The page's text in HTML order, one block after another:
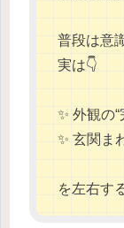
普段は意
実は👇
✨ 外観の“
✨ 玄関ま
を左右す